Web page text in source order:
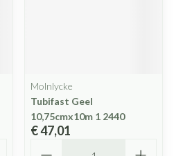
Molnlycke
Tubifast Geel
10,75cmx10m 1 2440
€ 47,01